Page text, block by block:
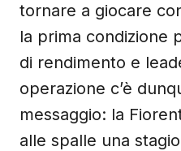
tornare a giocare
la prima condizione
di rendimento e
operazione c’è
messaggio: la
alle spalle una